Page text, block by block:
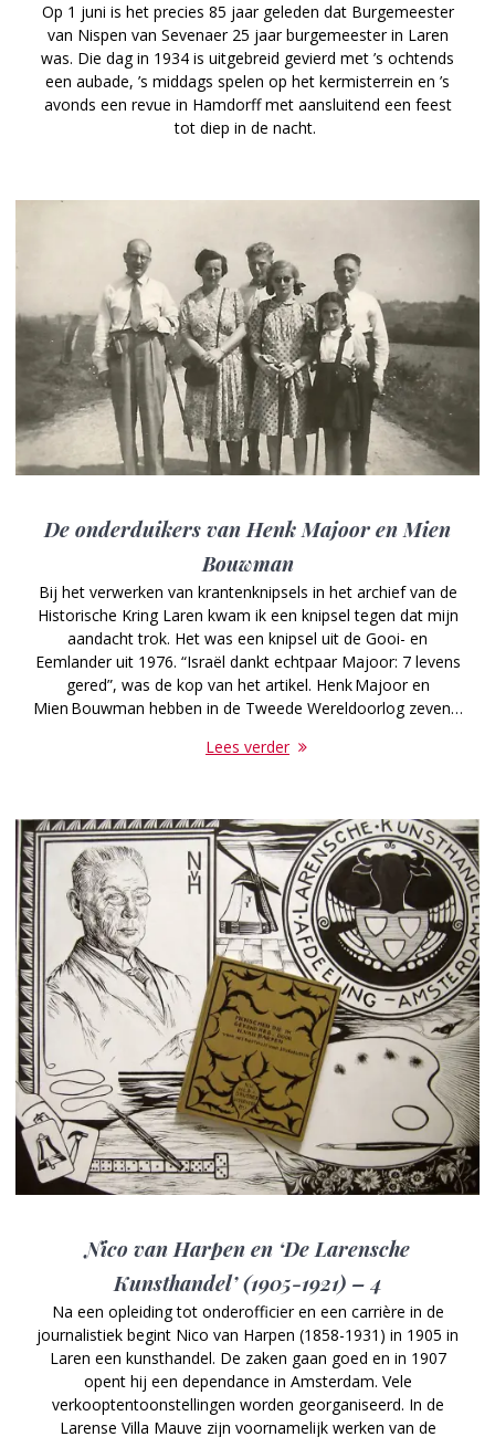
Op 1 juni is het precies 85 jaar geleden dat Burgemeester
van Nispen van Sevenaer 25 jaar burgemeester in Laren
was. Die dag in 1934 is uitgebreid gevierd met ’s ochtends
een aubade, ’s middags spelen op het kermisterrein en ’s
avonds een revue in Hamdorff met aansluitend een feest
tot diep in de nacht.
De onderduikers van Henk Majoor en Mien
Bouwman
Bij het verwerken van krantenknipsels in het archief van de
Historische Kring Laren kwam ik een knipsel tegen dat mijn
aandacht trok. Het was een knipsel uit de Gooi- en
Eemlander uit 1976. “Israël dankt echtpaar Majoor: 7 levens
gered”, was de kop van het artikel. Henk Majoor en
Mien Bouwman hebben in de Tweede Wereldoorlog zeven…
Lees verder
Nico van Harpen en ‘De Larensche
Kunsthandel’ (1905-1921) – 4
Na een opleiding tot onderofficier en een carrière in de
journalistiek begint Nico van Harpen (1858-1931) in 1905 in
Laren een kunsthandel. De zaken gaan goed en in 1907
opent hij een dependance in Amsterdam. Vele
verkooptentoonstellingen worden georganiseerd. In de
Larense Villa Mauve zijn voornamelijk werken van de